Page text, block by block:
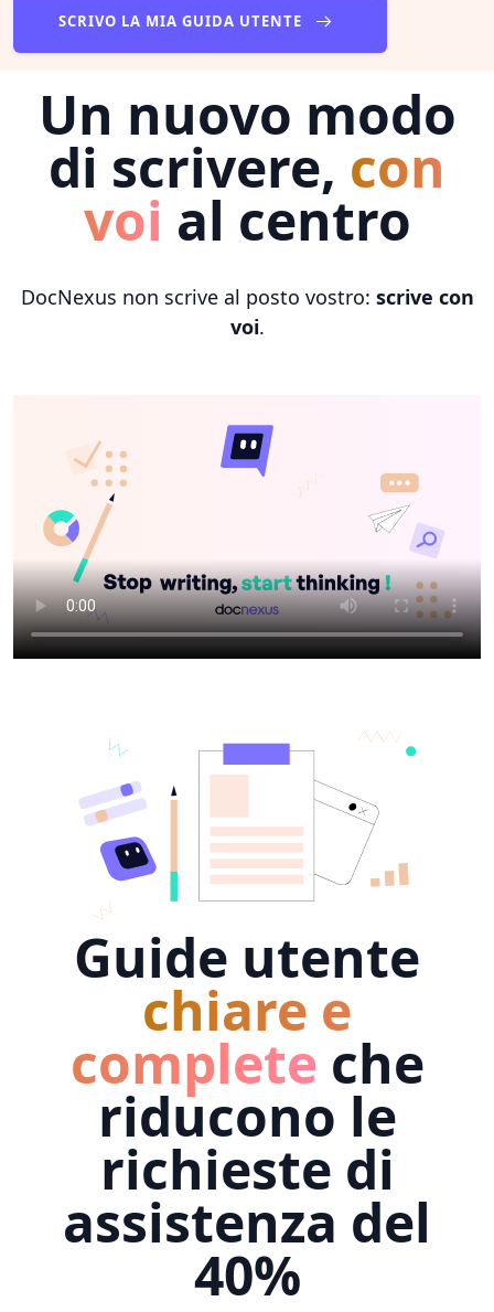
SCRIVO LA MIA GUIDA UTENTE
Un nuovo modo
di scrivere, con
voi al centro
DocNexus non scrive al posto vostro: scrive con
voi.
Guide utente
chiare e
complete che
riducono le
richieste di
assistenza del
40%